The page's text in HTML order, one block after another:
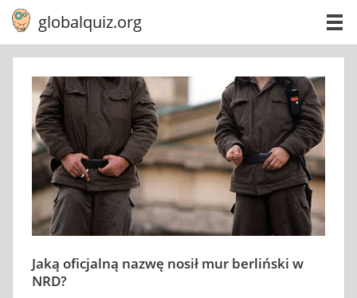
globalquiz.org
Jaką oficjalną nazwę nosił mur berliński w
NRD?